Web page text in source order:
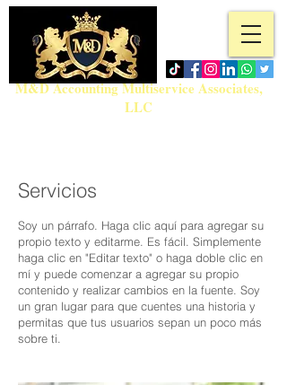
M&D Accounting Multiservice Associates,
LLC
Servicios
Soy un párrafo. Haga clic aquí para agregar su
propio texto y editarme. Es fácil. Simplemente
haga clic en "Editar texto" o haga doble clic en
mí y puede comenzar a agregar su propio
contenido y realizar cambios en la fuente. Soy
un gran lugar para que cuentes una historia y
permitas que tus usuarios sepan un poco más
sobre ti.